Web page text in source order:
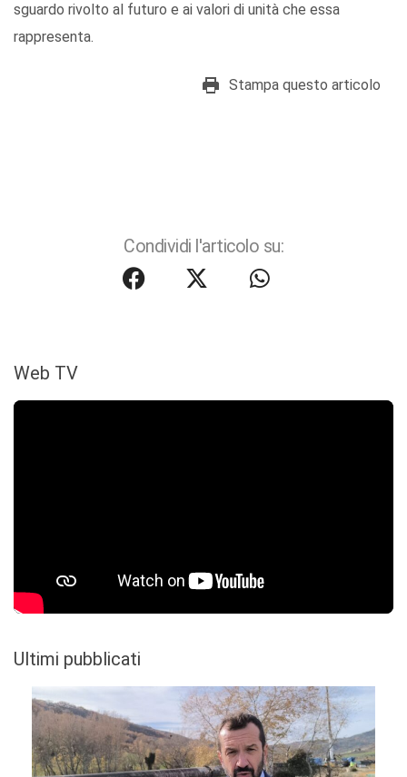
sguardo rivolto al futuro e ai valori di unità che essa
rappresenta.
Stampa questo articolo
Condividi l'articolo su:
Web TV
Ultimi pubblicati